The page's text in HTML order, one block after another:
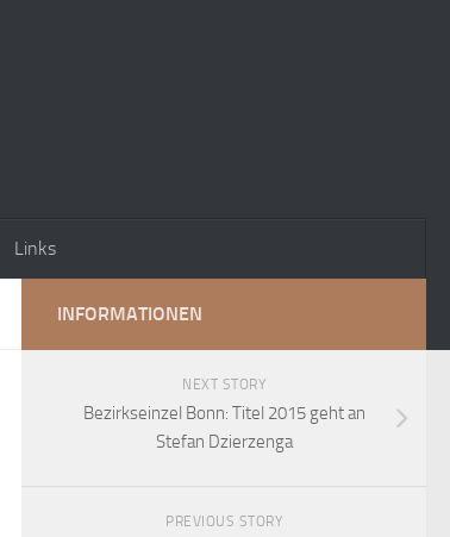
Links
INFORMATIONEN
NEXT STORY
Bezirkseinzel Bonn: Titel 2015 geht an
Stefan Dzierzenga
PREVIOUS STORY